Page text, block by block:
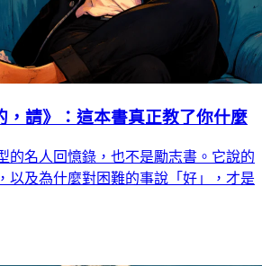
，請》：這本書真正教了你什麼
的名人回憶錄，也不是勵志書。它說的
以及為什麼對困難的事說「好」，才是